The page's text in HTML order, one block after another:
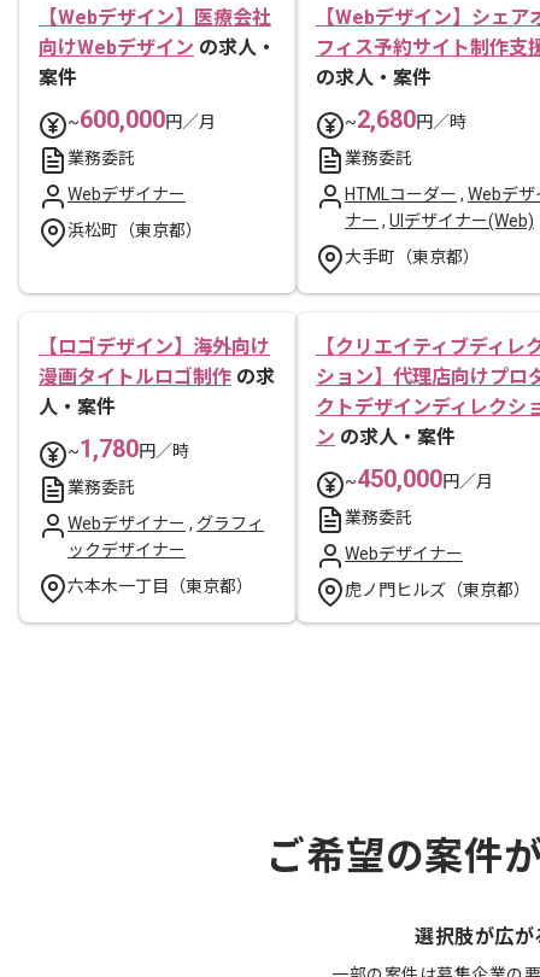
【Webデザイン】医療会社
向けWebデザイン の求人・
案件
~600,000円／月
業務委託
Webデザイナー
浜松町（東京都）
【Webデザイン】シェア
フィス予約サイト制作支
の求人・案件
~2,680円／時
業務委託
HTMLコーダー , Webデザ
ナー , UIデザイナー(Web)
大手町（東京都）
【ロゴデザイン】海外向け
漫画タイトルロゴ制作 の求
人・案件
~1,780円／時
業務委託
Webデザイナー , グラフィ
ックデザイナー
六本木一丁目（東京都）
【クリエイティブディレ
ション】代理店向けプロ
クトデザインディレクシ
ン の求人・案件
~450,000円／月
業務委託
Webデザイナー
虎ノ門ヒルズ（東京都）
ご希望の案件
選択肢が広が